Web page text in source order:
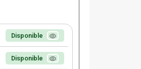
Disponible
Disponible